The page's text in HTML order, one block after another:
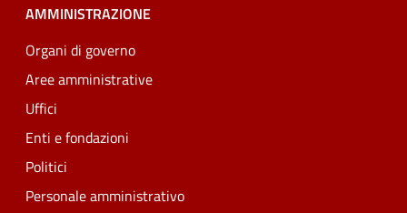
AMMINISTRAZIONE
Organi di governo
Aree amministrative
Uffici
Enti e fondazioni
Politici
Personale amministrativo